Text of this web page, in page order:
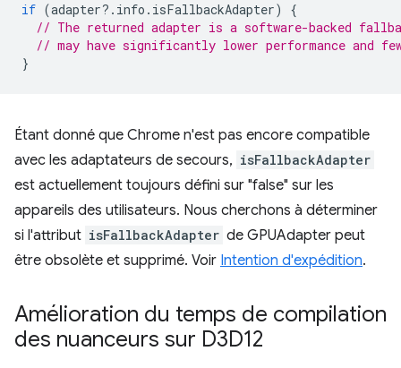
if (adapter? . info . isFallbackAdapter)
{
// The returned adapter is a software-backed
// may have significantly lower performance and
}
Étant donné que Chrome n'est pas encore compatible
avec les adaptateurs de secours, isFallbackAdapter
est actuellement toujours défini sur "false" sur les
appareils des utilisateurs. Nous cherchons à déterminer
si l'attribut isFallbackAdapter de GPUAdapter peut
être obsolète et supprimé. Voir Intention d'expédition.
Amélioration du temps de compilation
des nuanceurs sur D3D12